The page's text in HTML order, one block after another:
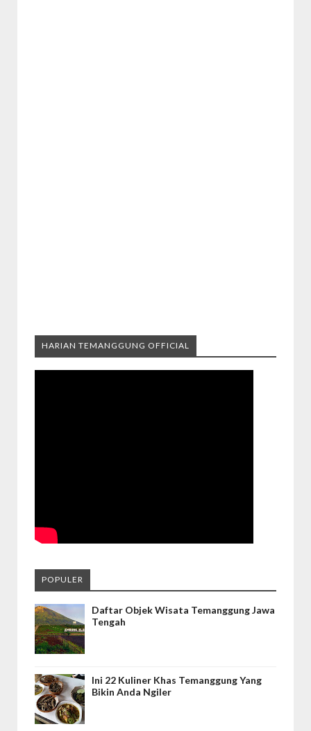
HARIAN TEMANGGUNG OFFICIAL
POPULER
Daftar Objek Wisata Temanggung Jawa
Tengah
Ini 22 Kuliner Khas Temanggung Yang
Bikin Anda Ngiler